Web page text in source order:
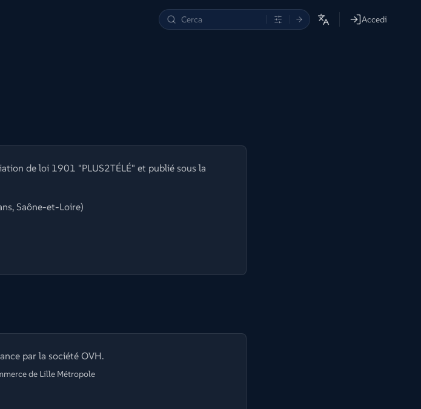
Accedi
de loi 1901 "PLUS2TÉLÉ" et publié sous la
Saône-et-Loire)
par la société OVH.
de Lille Métropole